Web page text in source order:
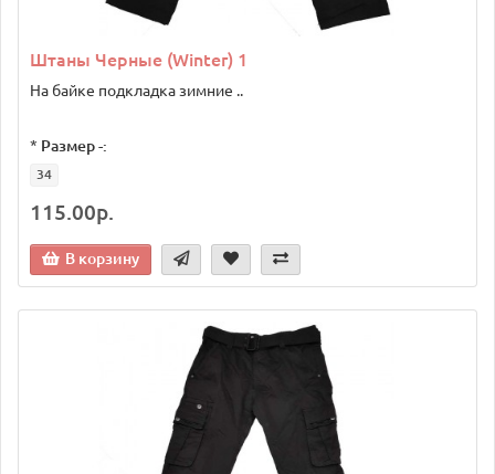
Штаны Черные (Winter) 1
На байке подкладка зимние ..
* Размер -:
34
115.00р.
В корзину